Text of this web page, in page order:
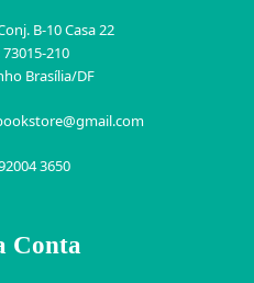
B-10 Casa 22
73015-210
Brasília/DF
3650
Conta